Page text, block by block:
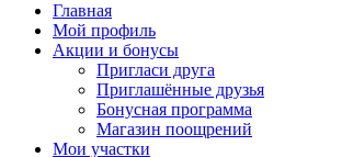
Главная
Мой профиль
Акции и бонусы
Пригласи друга
Приглашённые друзья
Бонусная программа
Магазин поощрений
Мои участки